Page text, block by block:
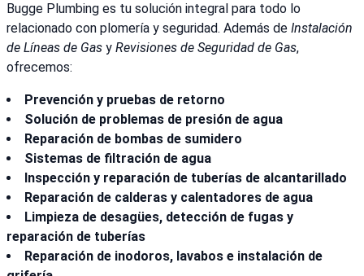
Bugge Plumbing es tu solución integral para todo lo
relacionado con plomería y seguridad. Además de Instalación
de Líneas de Gas y Revisiones de Seguridad de Gas,
ofrecemos:
Prevención y pruebas de retorno
Solución de problemas de presión de agua
Reparación de bombas de sumidero
Sistemas de filtración de agua
Inspección y reparación de tuberías de alcantarillado
Reparación de calderas y calentadores de agua
Limpieza de desagües, detección de fugas y
reparación de tuberías
Reparación de inodoros, lavabos e instalación de